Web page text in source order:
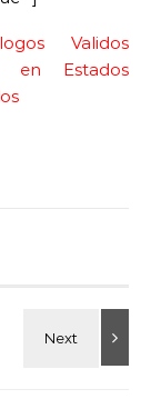
Validos
en Estados